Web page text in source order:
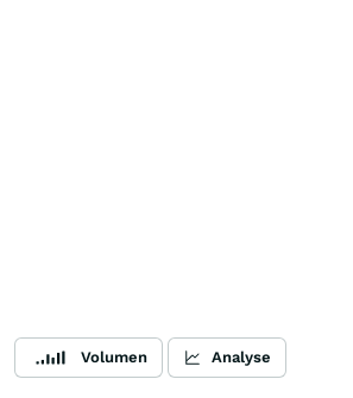
Volumen Analyse